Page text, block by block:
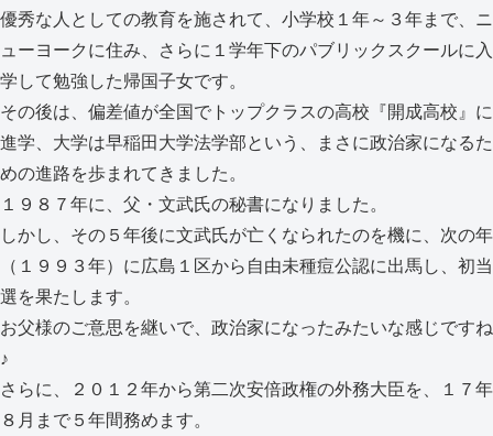
優秀な人としての教育を施されて、小学校１年～３年まで、ニ
ューヨークに住み、さらに１学年下のパブリックスクールに入
学して勉強した帰国子女です。
その後は、偏差値が全国でトップクラスの高校『開成高校』に
進学、大学は早稲田大学法学部という、まさに政治家になるた
めの進路を歩まれてきました。
１９８７年に、父・文武氏の秘書になりました。
しかし、その５年後に文武氏が亡くなられたのを機に、次の年
（１９９３年）に広島１区から自由未種痘公認に出馬し、初当
選を果たします。
お父様のご意思を継いで、政治家になったみたいな感じですね
♪
さらに、２０１２年から第二次安倍政権の外務大臣を、１７年
８月まで５年間務めます。